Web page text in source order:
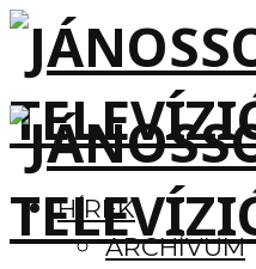
HÍREK
ARCHÍVUM